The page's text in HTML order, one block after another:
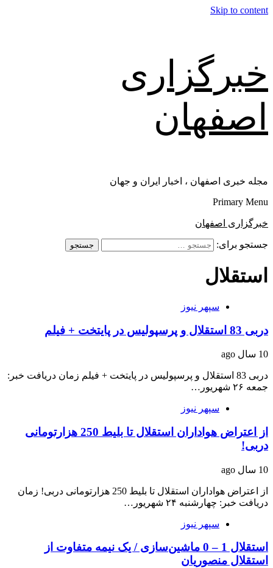
Skip to content
خبرگزاری
اصفهان
مجله خبری اصفهان ، اخبار ایران و جهان
Primary Menu
خبرگزاری اصفهان
جستجو برای:
استقلال
سپهر نیوز
دربی 83 استقلال و پرسپولیس در پایتخت + فیلم
10 سال ago
دربی 83 استقلال و پرسپولیس در پایتخت + فیلم زمان دریافت خبر:
جمعه ۲۶ شهریور…
سپهر نیوز
از اعتراض هواداران استقلال تا بلیط 250 هزارتومانی
دربی!
10 سال ago
از اعتراض هواداران استقلال تا بلیط 250 هزارتومانی دربی! زمان
دریافت خبر: چهارشنبه ۲۴ شهریور…
سپهر نیوز
استقلال 1 – 0 ماشین‌سازی / یک نیمه متفاوت از
استقلال منصوریان